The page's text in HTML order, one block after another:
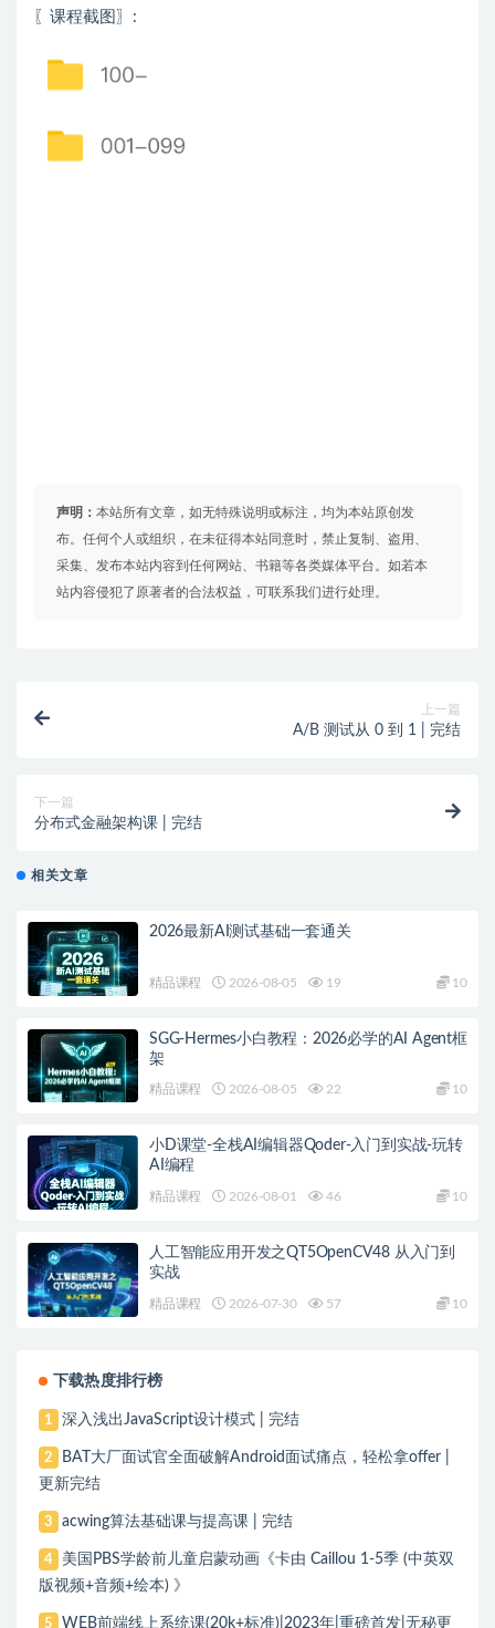
〖课程截图〗 :
声明： 本站所有文章，如无特殊说明或标注，均为本站原创发
布。任何个人或组织，在未征得本站同意时，禁止复制、盗用、
采集、发布本站内容到任何网站、书籍等各类媒体平台。如若本
站内容侵犯了原著者的合法权益，可联系我们进行处理。
上一篇
A/B 测试从 0 到 1 | 完结
下一篇
分布式金融架构课 | 完结
相关文章
2026最新AI测试基础一套通关
精品课程 2026-08-05 19 10
SGG-Hermes小白教程：2026必学的AI Agent框
架
精品课程 2026-08-05 22 10
小D课堂-全栈AI编辑器Qoder-入门到实战-玩转
AI编程
精品课程 2026-08-01 46 10
人工智能应用开发之QT5OpenCV48 从入门到
实战
精品课程 2026-07-30 57 10
下载热度排行榜
1 深入浅出JavaScript设计模式 | 完结
2
BAT大厂面试官全面破解Android面试痛点，轻松拿offer |
更新完结
3 acwing算法基础课与提高课 | 完结
4
美国PBS学龄前儿童启蒙动画《卡由 Caillou 1-5季 (中英双
版视频+音频+绘本) 》
5 WEB前端线上系统课(20k+标准)|2023年|重磅首发|无秘更